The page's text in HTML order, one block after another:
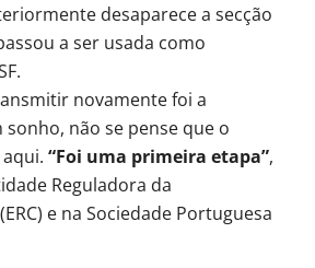
desaparece a secção
a ser usada como
novamente foi a
não se pense que o
“Foi uma primeira etapa”,
Reguladora da
e na Sociedade Portuguesa